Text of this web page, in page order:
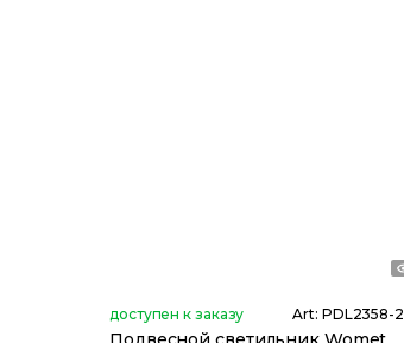
доступен к заказу Art: PDL2358-2